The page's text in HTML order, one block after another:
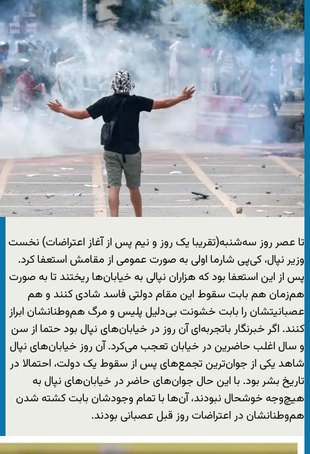
تا عصر روز سه‌شنبه(تقریبا یک روز و نیم پس از آغاز اعتراضات) نخست
وزیر نپال، کی‌پی شارما اولی به صورت عمومی از مقامش استعفا کرد.
پس از این استعفا بود که هزاران نپالی به خیابان‌ها ریختند تا به صورت
هم‌زمان هم بابت سقوط این مقام دولتی فاسد شادی کنند و هم
عصبانیتشان را بابت خشونت بی‌دلیل پلیس و مرگ هم‌وطنانشان ابراز
کنند. اگر خبرنگار باتجربه‌ای آن روز در خیابان‌های نپال بود حتما از سن
و سال اغلب حاضرین در خیابان تعجب می‌کرد. آن روز خیابان‌های نپال
شاهد یکی از جوان‌ترین تجمع‌های پس از سقوط یک دولت، احتمالا در
تاریخ بشر بود. با این حال جوان‌های حاضر در خیابان‌های نپال به
هیچ‌وجه خوشحال نبودند، آن‌ها با تمام وجودشان بابت کشته شدن
هم‌وطنانشان در اعتراضات روز قبل عصبانی بودند.